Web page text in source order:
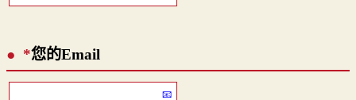
*您的Email